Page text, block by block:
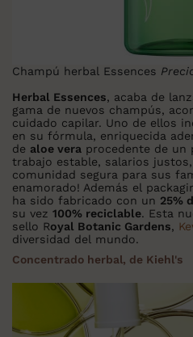
Champú herbal Essences
Herbal Essences, acaba de
gama de nuevos champús,
cuidado capilar. Uno de ellos
en su fórmula, enriquecida
de aloe vera procedente de un
trabajo estable, salarios
comunidad segura para sus
enamorado! Además el
ha sido fabricado con un 25%
su vez 100% reciclable. Esta
sello Royal Botanic Gardens,
diversidad del mundo.
Concentrado herbal, de Kiehl's